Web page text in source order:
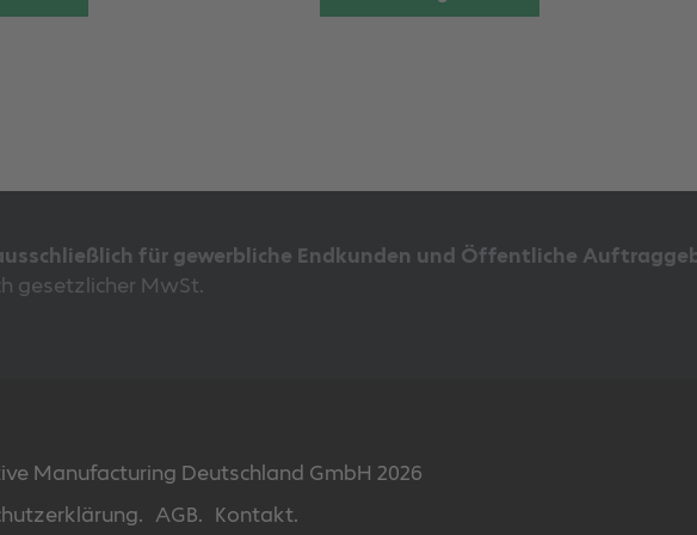
können
der
Produktseite
für gewerbliche Endkunden und Öffentliche
gesetzlicher MwSt.
Manufacturing Deutschland GmbH 2026
AGB. Kontakt.